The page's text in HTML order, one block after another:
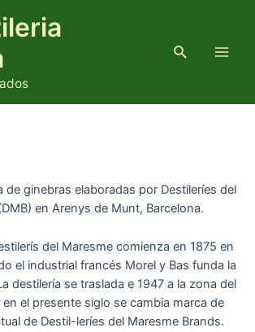
Buscar
de ginebras elaboradas por Destileríes del
en Arenys de Munt, Barcelona.
del Maresme comienza en 1875 en
el industrial francés Morel y Bas funda la
destilería se traslada e 1947 a la zona del
el presente siglo se cambia marca de
de Destil-leríes del Maresme Brands.